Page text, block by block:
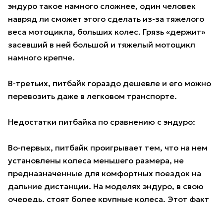
эндуро такое намного сложнее, один человек
навряд ли сможет этого сделать из-за тяжелого
веса мотоцикла, больших колес. Грязь «держит»
засевший в ней большой и тяжелый мотоцикл
намного крепче.
В-третьих, питбайк гораздо дешевле и его можно
перевозить даже в легковом транспорте.
Недостатки питбайка по сравнению с эндуро:
Во-первых, питбайк проигрывает тем, что на нем
установлены колеса меньшего размера, не
предназначенные для комфортных поездок на
дальние дистанции. На моделях эндуро, в свою
очередь, стоят более крупные колеса. Этот факт